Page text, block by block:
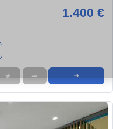
1.400 €
★ ➦ ➜